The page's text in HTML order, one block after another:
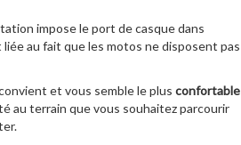
impose le port de casque dans
au fait que les motos ne disposent pas
et vous semble le plus confortable
au terrain que vous souhaitez parcourir